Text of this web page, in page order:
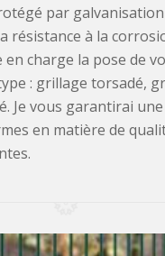
par
résistance à la
charge la pose de
: grillage torsadé,
Je vous garantirai
en matière de